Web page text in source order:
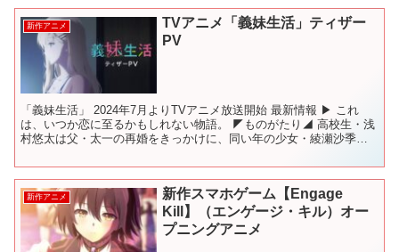
新作アニメ
TVアニメ「義妹生活」ティザー
PV
「義妹生活」 2024年7月よりTVアニメ放送開始 最新情報 ▶ これ
は、いつか恋に至るかもしれない物語。 ◤ものがたり◢ 高校生・浅
村悠太は父・太一の再婚をきっかけに、同い年の少女・綾瀬沙季と
新作アニメ
新作スマホゲーム【Engage
Kill】（エンゲージ・キル）オー
プニングアニメ